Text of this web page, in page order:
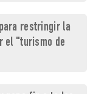
restringir la
el "turismo de